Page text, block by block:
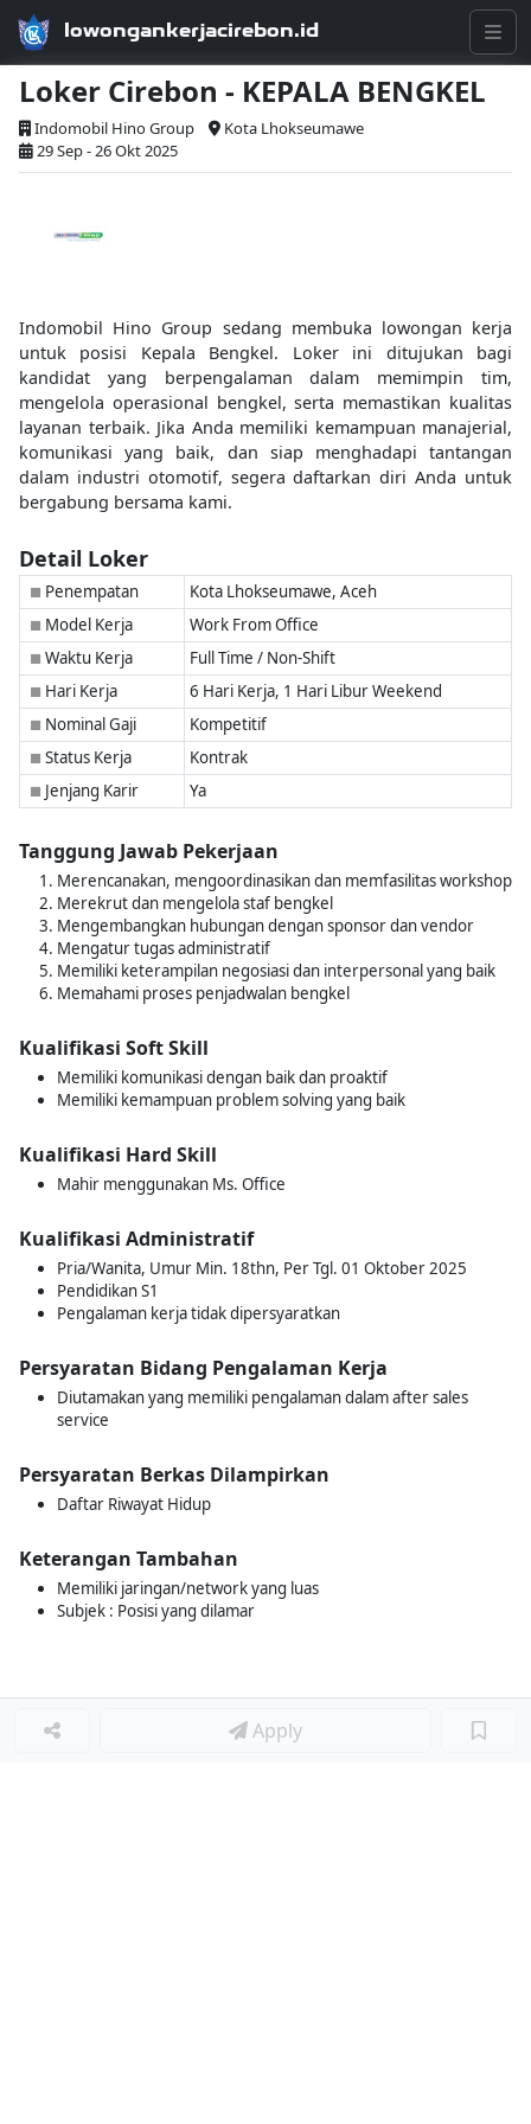
lowongankerjacirebon.id
Loker Cirebon - KEPALA BENGKEL
Indomobil Hino Group
Kota Lhokseumawe
29 Sep - 26 Okt 2025
Indomobil Hino Group sedang membuka lowongan kerja
untuk posisi Kepala Bengkel. Loker ini ditujukan bagi
kandidat yang berpengalaman dalam memimpin tim,
mengelola operasional bengkel, serta memastikan kualitas
layanan terbaik. Jika Anda memiliki kemampuan manajerial,
komunikasi yang baik, dan siap menghadapi tantangan
dalam industri otomotif, segera daftarkan diri Anda untuk
bergabung bersama kami.
Detail Loker
■ Penempatan Kota Lhokseumawe, Aceh
■ Model Kerja Work From Office
■ Waktu Kerja Full Time / Non-Shift
■ Hari Kerja 6 Hari Kerja, 1 Hari Libur Weekend
■ Nominal Gaji Kompetitif
■ Status Kerja Kontrak
■ Jenjang Karir Ya
Tanggung Jawab Pekerjaan
Merencanakan, mengoordinasikan dan memfasilitas workshop
Merekrut dan mengelola staf bengkel
Mengembangkan hubungan dengan sponsor dan vendor
Mengatur tugas administratif
Memiliki keterampilan negosiasi dan interpersonal yang baik
Memahami proses penjadwalan bengkel
Kualifikasi Soft Skill
Memiliki komunikasi dengan baik dan proaktif
Memiliki kemampuan problem solving yang baik
Kualifikasi Hard Skill
Mahir menggunakan Ms. Office
Kualifikasi Administratif
Pria/Wanita, Umur Min. 18thn, Per Tgl. 01 Oktober 2025
Pendidikan S1
Pengalaman kerja tidak dipersyaratkan
Persyaratan Bidang Pengalaman Kerja
Diutamakan yang memiliki pengalaman dalam after sales
service
Persyaratan Berkas Dilampirkan
Daftar Riwayat Hidup
Keterangan Tambahan
Memiliki jaringan/network yang luas
Subjek : Posisi yang dilamar
Apply